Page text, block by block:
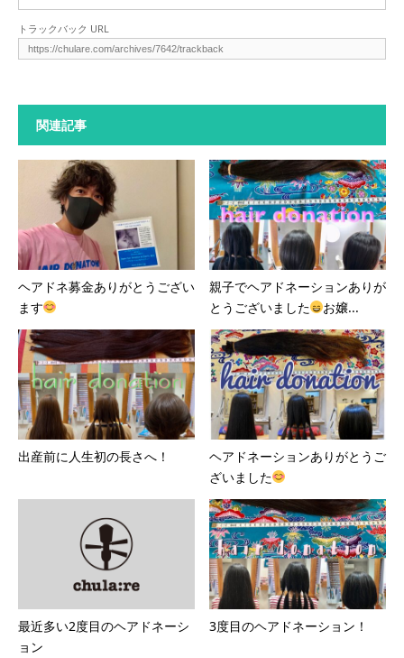
トラックバック URL
関連記事
ヘアドネ募金ありがとうござい
ます
親子でヘアドネーションありが
とうございました
お嬢...
出産前に人生初の長さへ！
ヘアドネーションありがとうご
ざいました
最近多い2度目のヘアドネーシ
ョン
3度目のヘアドネーション！